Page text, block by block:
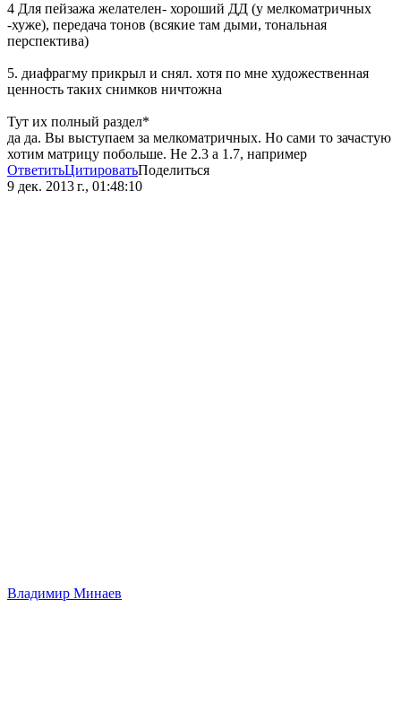
4 Для пейзажа желателен- хороший ДД (у мелкоматричных
-хуже), передача тонов (всякие там дыми, тональная
перспектива)
5. диафрагму прикрыл и снял. хотя по мне художественная
ценность таких снимков ничтожна
Тут их полный раздел*
да да. Вы выступаем за мелкоматричных. Но сами то зачастую
хотим матрицу побольше. Не 2.3 а 1.7, например
ОтветитьЦитироватьПоделиться
9 дек. 2013 г., 01:48:10
Владимир Минаев